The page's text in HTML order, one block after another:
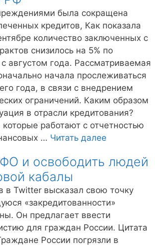
года
увеличилось
значение
по
«до
заработной
на
была сокращена
кредитов, Как показала
количество заключенных с
снизилось на 5% по
августом года. Рассматриваемая
начала прослеживаться
года, в связи с внедрением
ограничений. Каким образом
в отрасли кредитования?
работают с отчетностью
… Читать далее
2020
кредитов
в
РФ
и освободить людей
кабалы
в Twitter высказал свою точку
«закредитованности»
Он предлагает ввести
для граждан России. Цитата
России погрязли в